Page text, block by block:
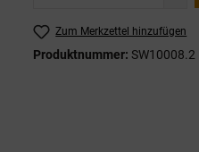
Zum Merkzettel hinzufügen
Produktnummer: SW10008.2